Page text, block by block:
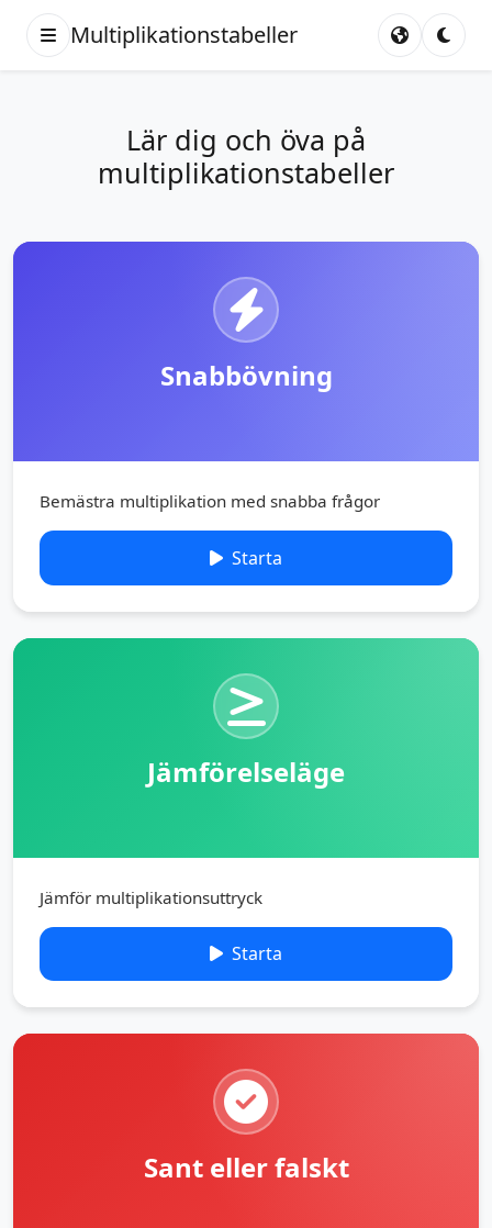
Multiplikationstabeller
Lär dig och öva på
multiplikationstabeller
Snabbövning
Bemästra multiplikation med snabba frågor
Starta
Jämförelseläge
Jämför multiplikationsuttryck
Starta
Sant eller falskt